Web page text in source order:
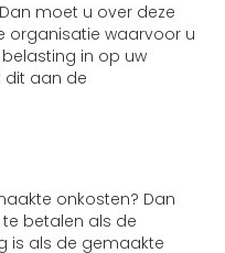
moet u over deze
organisatie waarvoor u
in op uw
dit aan de
onkosten? Dan
betalen als de
is als de gemaakte